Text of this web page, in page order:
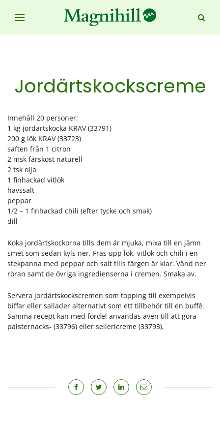
Jordärtskockscreme
Innehåll 20 personer:
1 kg jordärtskocka KRAV (33791)
200 g lök KRAV (33723)
saften från 1 citron
2 msk färskost naturell
2 tsk olja
1 finhackad vitlök
havssalt
peppar
1/2 – 1 finhackad chili (efter tycke och smak)
dill
Koka jordärtskockorna tills dem är mjuka, mixa till en jämn
smet som sedan kyls ner. Fräs upp lök, vitlök och chili i en
stekpanna med peppar och salt tills färgen är klar. Vänd ner
röran samt de övriga ingredienserna i cremen. Smaka av.
Servera jordärtskockscremen som topping till exempelvis
biffar eller sallader alternativt som ett tillbehör till en buffé.
Samma recept kan med fördel användas även till att göra
palsternacks- (33796) eller sellericreme (33793).